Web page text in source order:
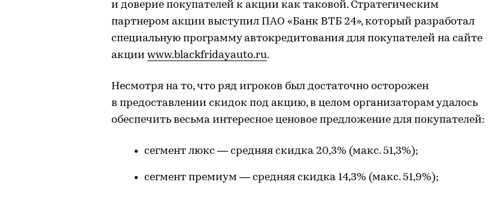
и доверие покупателей к акции как таковой. Стратегическим
партнером акции выступил ПАО «Банк ВТБ 24», который разработал
специальную программу автокредитования для покупателей на сайте
акции www.blackfridayauto.ru.
Несмотря на то, что ряд игроков был достаточно осторожен
в предоставлении скидок под акцию, в целом организаторам удалось
обеспечить весьма интересное ценовое предложение для покупателей:
сегмент люкс — средняя скидка 20,3% (макс. 51,3%);
сегмент премиум — средняя скидка 14,3% (макс. 51,9%);